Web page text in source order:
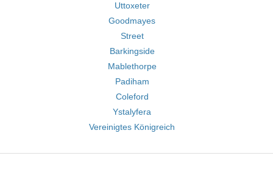
Uttoxeter
Goodmayes
Street
Barkingside
Mablethorpe
Padiham
Coleford
Ystalyfera
Vereinigtes Königreich